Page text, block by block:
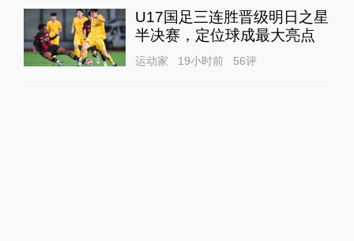
U17国足三连胜晋级明日之星
半决赛，定位球成最大亮点
运动家 19小时前 56评